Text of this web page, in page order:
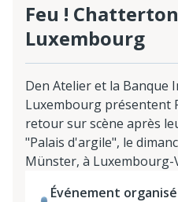
Feu !
Luxembourg
Den Atelier et la Banque
Luxembourg présentent
retour sur scène après
"Palais d'argile", le
Münster, à Luxembourg-
Événement